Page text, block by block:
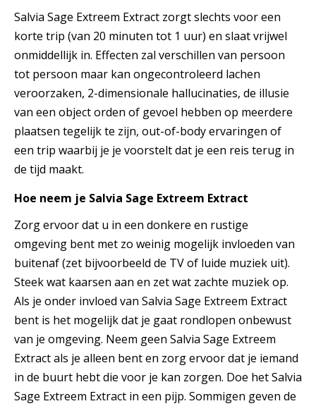
Salvia Sage Extreem Extract zorgt slechts voor een
korte trip (van 20 minuten tot 1 uur) en slaat vrijwel
onmiddellijk in. Effecten zal verschillen van persoon
tot persoon maar kan ongecontroleerd lachen
veroorzaken, 2-dimensionale hallucinaties, de illusie
van een object orden of gevoel hebben op meerdere
plaatsen tegelijk te zijn, out-of-body ervaringen of
een trip waarbij je je voorstelt dat je een reis terug in
de tijd maakt.
Hoe neem je Salvia Sage Extreem Extract
Zorg ervoor dat u in een donkere en rustige
omgeving bent met zo weinig mogelijk invloeden van
buitenaf (zet bijvoorbeeld de TV of luide muziek uit).
Steek wat kaarsen aan en zet wat zachte muziek op.
Als je onder invloed van Salvia Sage Extreem Extract
bent is het mogelijk dat je gaat rondlopen onbewust
van je omgeving. Neem geen Salvia Sage Extreem
Extract als je alleen bent en zorg ervoor dat je iemand
in de buurt hebt die voor je kan zorgen. Doe het Salvia
Sage Extreem Extract in een pijp. Sommigen geven de